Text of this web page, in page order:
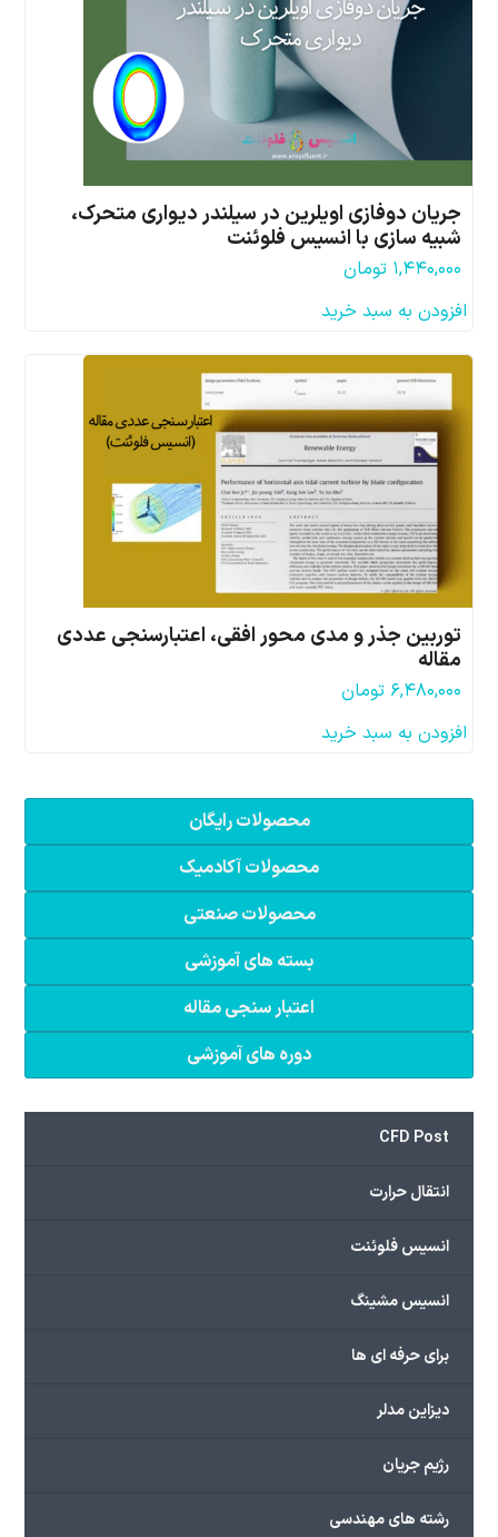
جریان دوفازی اویلرین در سیلندر دیواری متحرک،
شبیه سازی با انسیس فلوئنت
۱,۴۴۰,۰۰۰ تومان
افزودن به سبد خرید
توربین جذر و مدی محور افقی، اعتبارسنجی عددی
مقاله
۶,۴۸۰,۰۰۰ تومان
افزودن به سبد خرید
محصولات رایگان
محصولات آکادمیک
محصولات صنعتی
بسته های آموزشی
اعتبار سنجی مقاله
دوره های آموزشی
CFD Post
انتقال حرارت
انسیس فلوئنت
انسیس مشینگ
برای حرفه ای ها
دیزاین مدلر
رژیم جریان
رشته های مهندسی